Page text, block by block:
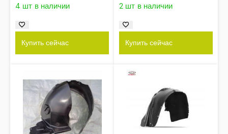
4 шт в наличии
Купить сейчас
2 шт в наличии
Купить сейчас